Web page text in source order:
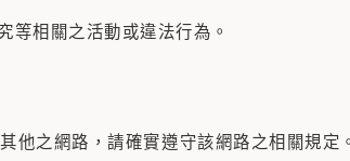
關之活動或違法行為。
他之網路，請確實遵守該網路之相關規定。